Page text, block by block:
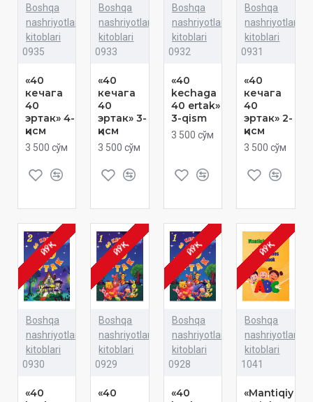
Boshqa
nashriyotlar
kitoblari
0935
«40
кечага
40
эртак» 4-
қисм
3 500 сўм
Boshqa
nashriyotlar
kitoblari
0933
«40
кечага
40
эртак» 3-
қисм
3 500 сўм
Boshqa
nashriyotlar
kitoblari
0932
«40
kechaga
40 ertak»
3-qism
3 500 сўм
Boshqa
nashriyotlar
kitoblari
0931
«40
кечага
40
эртак» 2-
қисм
3 500 сўм
ЙЎҚ
Boshqa
nashriyotlar
kitoblari
0930
«40
ЙЎҚ
Boshqa
nashriyotlar
kitoblari
0929
«40
ЙЎҚ
Boshqa
nashriyotlar
kitoblari
0928
«40
ЙЎҚ
Boshqa
nashriyotlar
kitoblari
1041
«Mantiqiy